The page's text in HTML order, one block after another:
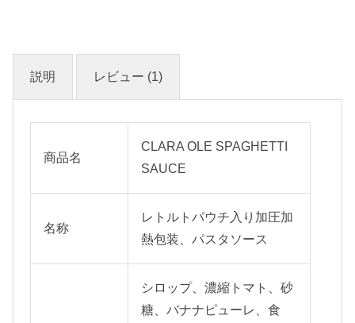
説明 レビュー (1)
商品名
CLARA OLE SPAGHETTI
SAUCE
名称
レトルトパウチ入り加圧加
熱包装、パスタソース
シロップ、濃縮トマト、砂
糖、バナナピューレ、食